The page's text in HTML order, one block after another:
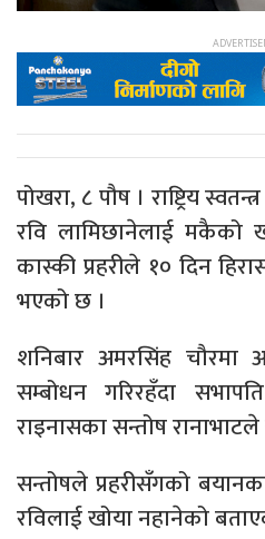
पोखरा, ८ पौष । राष्ट्रिय
रवि लामिछानेलाई मकैको
कास्की प्रहरीले १० दिन
भएको छ ।
शनिबार अमरसिंह चौरमा
सम्बोधन गरिरहँदा
राइनासका सन्तोष रानाभाटले
सन्तोषले प्रहरीसँगको
रविलाई खोया नहानेको